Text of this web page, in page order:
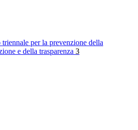
triennale per la prevenzione della
e della trasparenza 3